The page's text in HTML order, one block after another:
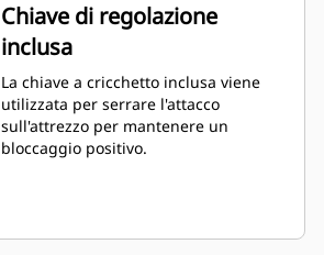
Chiave di regolazione
inclusa
La chiave a cricchetto inclusa viene
utilizzata per serrare l'attacco
sull'attrezzo per mantenere un
bloccaggio positivo.